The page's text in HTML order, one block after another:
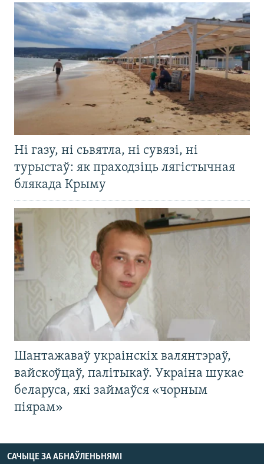
Ні газу, ні сьвятла, ні сувязі, ні
турыстаў: як праходзіць лягістычная
блякада Крыму
Шантажаваў украінскіх валянтэраў,
вайскоўцаў, палітыкаў. Украіна шукае
беларуса, які займаўся «чорным
піярам»
САЧЫЦЕ ЗА АБНАЎЛЕНЬНЯМІ